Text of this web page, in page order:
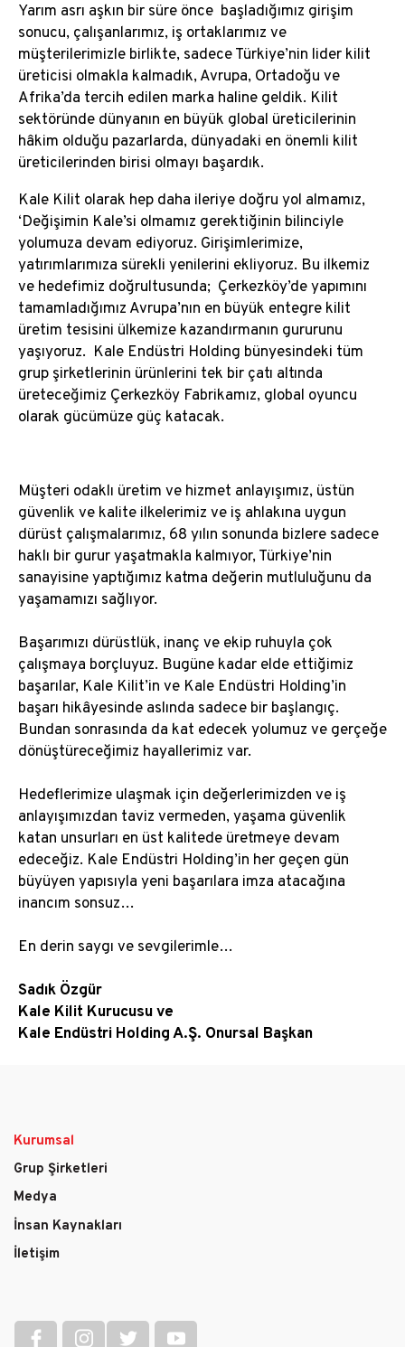
Yarım asrı aşkın bir süre önce başladığımız girişim
sonucu, çalışanlarımız, iş ortaklarımız ve
müşterilerimizle birlikte, sadece Türkiye’nin lider kilit
üreticisi olmakla kalmadık, Avrupa, Ortadoğu ve
Afrika’da tercih edilen marka haline geldik. Kilit
sektöründe dünyanın en büyük global üreticilerinin
hâkim olduğu pazarlarda, dünyadaki en önemli kilit
üreticilerinden birisi olmayı başardık.
Kale Kilit olarak hep daha ileriye doğru yol almamız,
‘Değişimin Kale’si olmamız gerektiğinin bilinciyle
yolumuza devam ediyoruz. Girişimlerimize,
yatırımlarımıza sürekli yenilerini ekliyoruz. Bu ilkemiz
ve hedefimiz doğrultusunda; Çerkezköy’de yapımını
tamamladığımız Avrupa’nın en büyük entegre kilit
üretim tesisini ülkemize kazandırmanın gururunu
yaşıyoruz. Kale Endüstri Holding bünyesindeki tüm
grup şirketlerinin ürünlerini tek bir çatı altında
üreteceğimiz Çerkezköy Fabrikamız, global oyuncu
olarak gücümüze güç katacak.
Müşteri odaklı üretim ve hizmet anlayışımız, üstün
güvenlik ve kalite ilkelerimiz ve iş ahlakına uygun
dürüst çalışmalarımız, 68 yılın sonunda bizlere sadece
haklı bir gurur yaşatmakla kalmıyor, Türkiye’nin
sanayisine yaptığımız katma değerin mutluluğunu da
yaşamamızı sağlıyor.
Başarımızı dürüstlük, inanç ve ekip ruhuyla çok
çalışmaya borçluyuz. Bugüne kadar elde ettiğimiz
başarılar, Kale Kilit’in ve Kale Endüstri Holding’in
başarı hikâyesinde aslında sadece bir başlangıç.
Bundan sonrasında da kat edecek yolumuz ve gerçeğe
dönüştüreceğimiz hayallerimiz var.
Hedeflerimize ulaşmak için değerlerimizden ve iş
anlayışımızdan taviz vermeden, yaşama güvenlik
katan unsurları en üst kalitede üretmeye devam
edeceğiz. Kale Endüstri Holding’in her geçen gün
büyüyen yapısıyla yeni başarılara imza atacağına
inancım sonsuz…
En derin saygı ve sevgilerimle…
Sadık Özgür
Kale Kilit Kurucusu ve
Kale Endüstri Holding A.Ş. Onursal Başkan
Main
navigation
Kurumsal
Grup Şirketleri
Medya
İnsan Kaynakları
İletişim